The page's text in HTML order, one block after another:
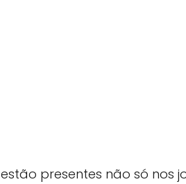
presentes não só nos